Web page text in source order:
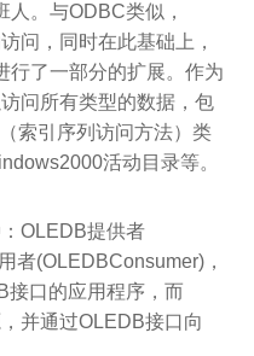
人。与ODBC类似，
问，同时在此基础上，
行了一部分的扩展。作为
问所有类型的数据，包
索引序列访问方法）类
活动目录等。
OLEDB提供者
者(OLEDBConsumer)，
接口的应用程序，而
并通过OLEDB接口向